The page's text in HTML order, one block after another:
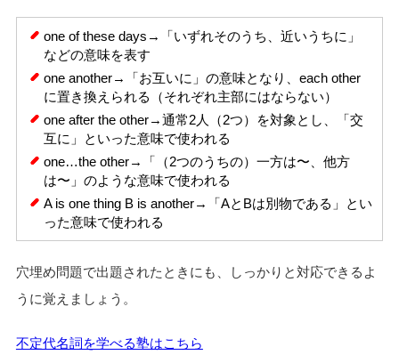
one of these days→「いずれそのうち、近いうちに」
などの意味を表す
one another→「お互いに」の意味となり、each other
に置き換えられる（それぞれ主部にはならない）
one after the other→通常2人（2つ）を対象とし、「交
互に」といった意味で使われる
one…the other→「（2つのうちの）一方は〜、他方
は〜」のような意味で使われる
A is one thing B is another→「AとBは別物である」とい
った意味で使われる
穴埋め問題で出題されたときにも、しっかりと対応できるよ
うに覚えましょう。
不定代名詞を学べる塾はこちら